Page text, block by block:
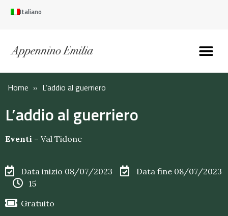
Italiano
Home » L’addio al guerriero
L’addio al guerriero
Eventi – Val Tidone
Data inizio 08/07/2023
Data fine 08/07/2023
15
Gratuito